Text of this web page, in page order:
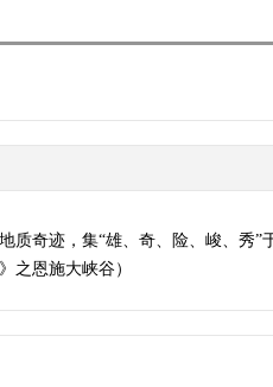
质奇迹，集“雄、奇、险、峻、秀
之恩施大峡谷）